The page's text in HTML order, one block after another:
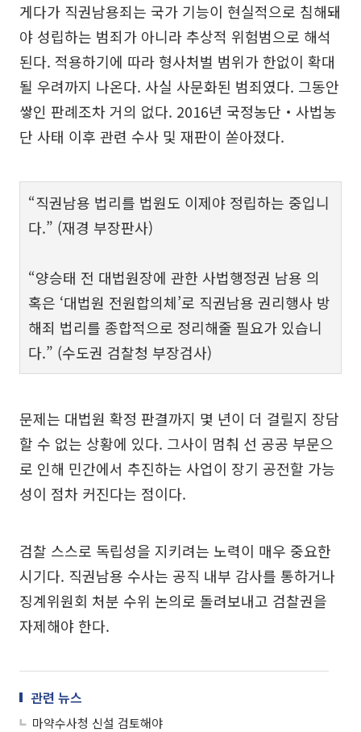
게다가 직권남용죄는 국가 기능이 현실적으로 침해돼
야 성립하는 범죄가 아니라 추상적 위험범으로 해석
된다. 적용하기에 따라 형사처벌 범위가 한없이 확대
될 우려까지 나온다. 사실 사문화된 범죄였다. 그동안
쌓인 판례조차 거의 없다. 2016년 국정농단‧사법농
단 사태 이후 관련 수사 및 재판이 쏟아졌다.
“직권남용 법리를 법원도 이제야 정립하는 중입니
다.” (재경 부장판사)
“양승태 전 대법원장에 관한 사법행정권 남용 의
혹은 ‘대법원 전원합의체’로 직권남용 권리행사 방
해죄 법리를 종합적으로 정리해줄 필요가 있습니
다.” (수도권 검찰청 부장검사)
문제는 대법원 확정 판결까지 몇 년이 더 걸릴지 장담
할 수 없는 상황에 있다. 그사이 멈춰 선 공공 부문으
로 인해 민간에서 추진하는 사업이 장기 공전할 가능
성이 점차 커진다는 점이다.
검찰 스스로 독립성을 지키려는 노력이 매우 중요한
시기다. 직권남용 수사는 공직 내부 감사를 통하거나
징계위원회 처분 수위 논의로 돌려보내고 검찰권을
자제해야 한다.
관련 뉴스
마약수사청 신설 검토해야